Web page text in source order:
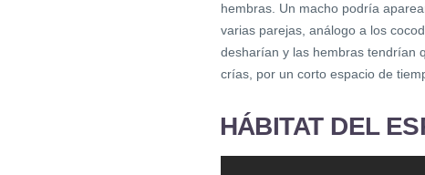
hembras. Un macho podría
varias parejas, análogo a los
desharían y las hembras tendrían
crías, por un corto espacio de
HÁBITAT DEL